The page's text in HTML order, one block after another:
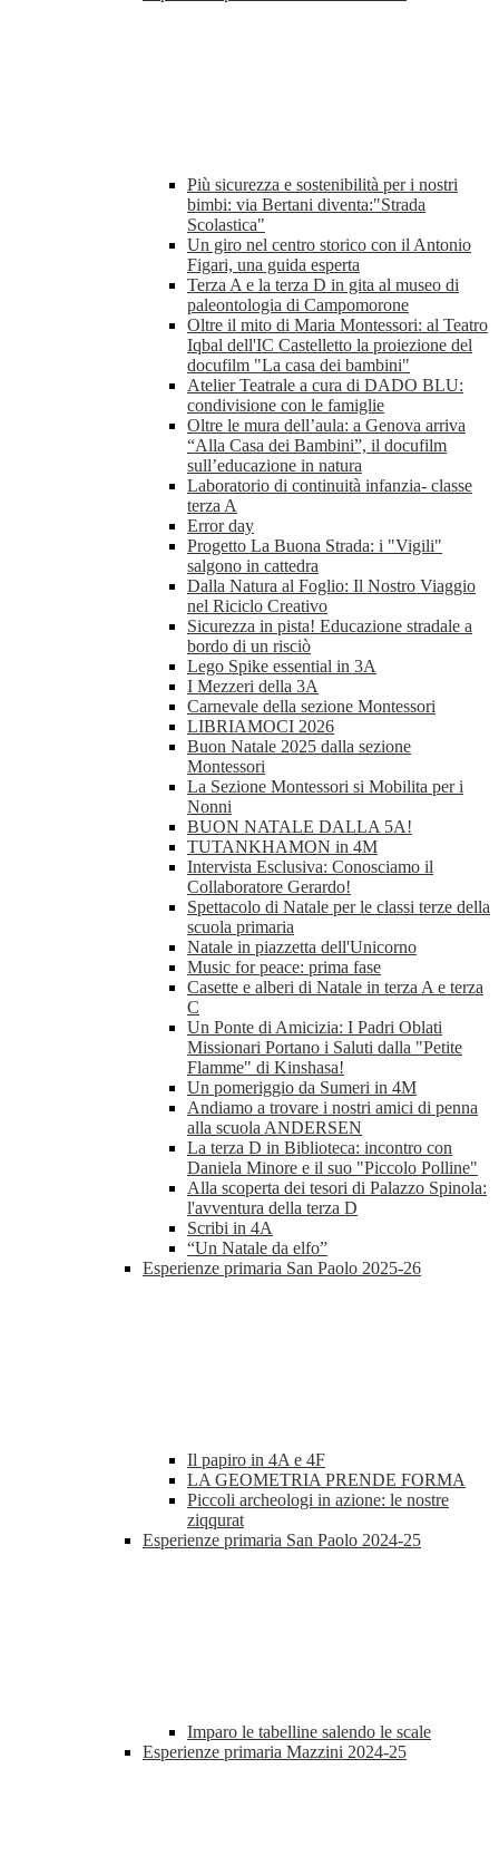
Più sicurezza e sostenibilità per i nostri
bimbi: via Bertani diventa:"Strada
Scolastica"
Un giro nel centro storico con il Antonio
Figari, una guida esperta
Terza A e la terza D in gita al museo di
paleontologia di Campomorone
Oltre il mito di Maria Montessori: al Teatro
Iqbal dell'IC Castelletto la proiezione del
docufilm "La casa dei bambini"
Atelier Teatrale a cura di DADO BLU:
condivisione con le famiglie
Oltre le mura dell’aula: a Genova arriva
“Alla Casa dei Bambini”, il docufilm
sull’educazione in natura
Laboratorio di continuità infanzia- classe
terza A
Error day
Progetto La Buona Strada: i "Vigili"
salgono in cattedra
Dalla Natura al Foglio: Il Nostro Viaggio
nel Riciclo Creativo
Sicurezza in pista! Educazione stradale a
bordo di un risciò
Lego Spike essential in 3A
I Mezzeri della 3A
Carnevale della sezione Montessori
LIBRIAMOCI 2026
Buon Natale 2025 dalla sezione
Montessori
La Sezione Montessori si Mobilita per i
Nonni
BUON NATALE DALLA 5A!
TUTANKHAMON in 4M
Intervista Esclusiva: Conosciamo il
Collaboratore Gerardo!
Spettacolo di Natale per le classi terze della
scuola primaria
Natale in piazzetta dell'Unicorno
Music for peace: prima fase
Casette e alberi di Natale in terza A e terza
C
Un Ponte di Amicizia: I Padri Oblati
Missionari Portano i Saluti dalla "Petite
Flamme" di Kinshasa!
Un pomeriggio da Sumeri in 4M
Andiamo a trovare i nostri amici di penna
alla scuola ANDERSEN
La terza D in Biblioteca: incontro con
Daniela Minore e il suo "Piccolo Polline"
Alla scoperta dei tesori di Palazzo Spinola:
l'avventura della terza D
Scribi in 4A
“Un Natale da elfo”
Esperienze primaria San Paolo 2025-26
Il papiro in 4A e 4F
LA GEOMETRIA PRENDE FORMA
Piccoli archeologi in azione: le nostre
ziqqurat
Esperienze primaria San Paolo 2024-25
Imparo le tabelline salendo le scale
Esperienze primaria Mazzini 2024-25